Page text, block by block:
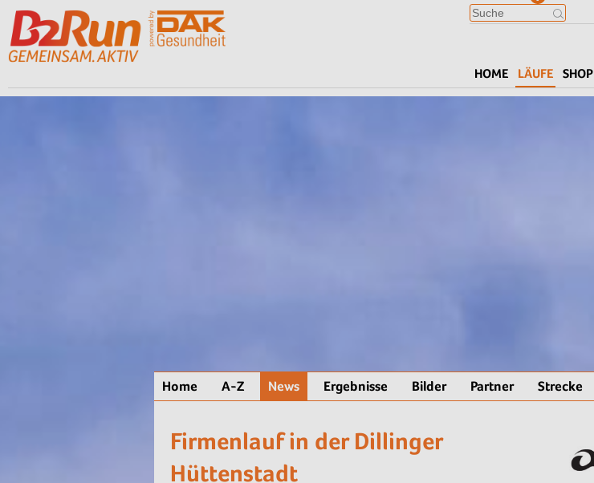
HOME LÄUFE SHOP
Home A-Z News Ergebnisse Bilder Partner Strecke
Firmenlauf in der Dillinger
Hüttenstadt